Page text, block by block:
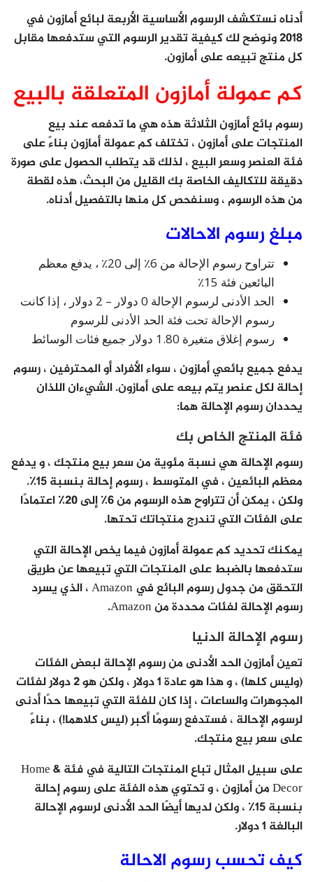
أدناه نستكشف الرسوم الأساسية الأربعة لبائع أمازون في
2018 ونوضح لك كيفية تقدير الرسوم التي ستدفعها مقابل
كل منتج تبيعه على أمازون.
كم عمولة أمازون المتعلقة بالبيع
رسوم بائع أمازون الثلاثة هذه هي ما تدفعه عند بيع
المنتجات على أمازون ، تختلف كم عمولة أمازون بناءً على
فئة العنصر وسعر البيع ، لذلك قد يتطلب الحصول على صورة
دقيقة للتكاليف الخاصة بك القليل من البحث، هذه لقطة
من هذه الرسوم ، وسنفحص كل منها بالتفصيل أدناه.
مبلغ رسوم الاحالات
تتراوح رسوم الإحالة من 6٪ إلى 20٪ ، يدفع معظم
البائعين فئة 15٪
الحد الأدنى لرسوم الإحالة 0 دولار – 2 دولار ، إذا كانت
رسوم الإحالة تحت فئة الحد الأدنى للرسوم
رسوم إغلاق متغيرة 1.80 دولار جميع فئات الوسائط
يدفع جميع بائعي أمازون ، سواء الأفراد أو المحترفين ، رسوم
إحالة لكل عنصر يتم بيعه على أمازون. الشيءان اللذان
يحددان رسوم الإحالة هما:
فئة المنتج الخاص بك
رسوم الإحالة هي نسبة مئوية من سعر بيع منتجك ، و يدفع
معظم البائعين ، في المتوسط ​​، رسوم إحالة بنسبة 15٪.
ولكن ، يمكن أن تتراوح هذه الرسوم من 6٪ إلى 20٪ اعتمادًا
على الفئات التي تندرج منتجاتك تحتها.
يمكنك تحديد كم عمولة أمازون فيما يخص الإحالة التي
ستدفعها بالضبط على المنتجات التي تبيعها عن طريق
التحقق من جدول رسوم البائع في Amazon ، الذي يسرد
رسوم الإحالة لفئات محددة من Amazon.
رسوم الإحالة الدنيا
تعين أمازون الحد الأدنى من رسوم الإحالة لبعض الفئات
(وليس كلها) ، و هذا هو عادة 1 دولار ، ولكن هو 2 دولار لفئات
المجوهرات والساعات ، إذا كان للفئة التي تبيعها حدًا أدنى
لرسوم الإحالة ، فستدفع رسومًا أكبر (ليس كلاهما!) ، بناءً
على سعر بيع منتجك.
على سبيل المثال تباع المنتجات التالية في فئة Home &
Decor من أمازون ، و تحتوي هذه الفئة على رسوم إحالة
بنسبة 15٪ ، ولكن لديها أيضًا الحد الأدنى لرسوم الإحالة
البالغة 1 دولار.
كيف تحسب رسوم الاحالة